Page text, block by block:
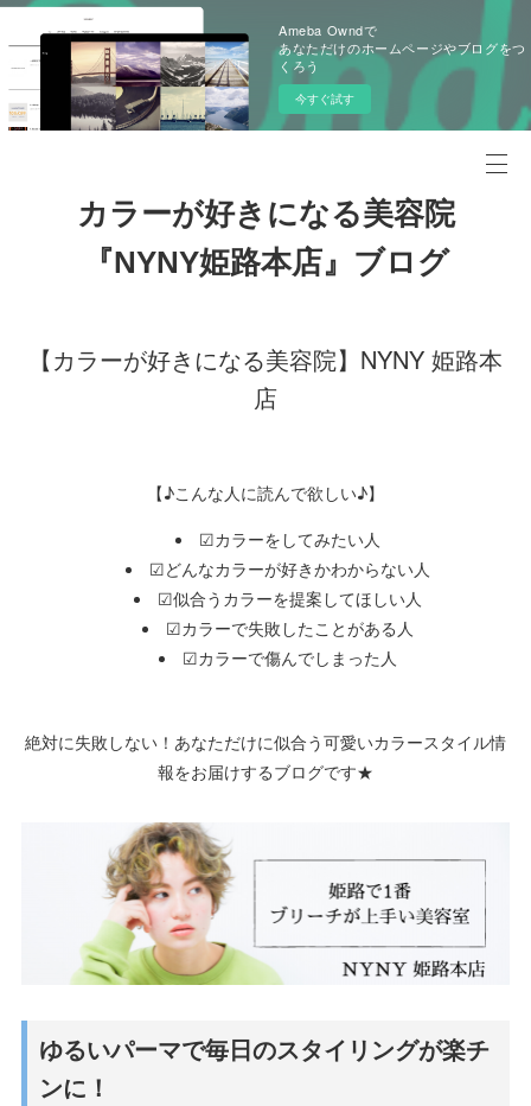
Ameba Owndで
あなただけのホームページやブログをつ
くろう
今すぐ試す
カラーが好きになる美容院
『NYNY姫路本店』ブログ
【カラーが好きになる美容院】NYNY 姫路本
店
【♪こんな人に読んで欲しい♪】
☑カラーをしてみたい人
☑どんなカラーが好きかわからない人
☑似合うカラーを提案してほしい人
☑カラーで失敗したことがある人
☑カラーで傷んでしまった人
絶対に失敗しない！あなただけに似合う可愛いカラースタイル情
報をお届けするブログです★
ゆるいパーマで毎日のスタイリングが楽チ
ンに！